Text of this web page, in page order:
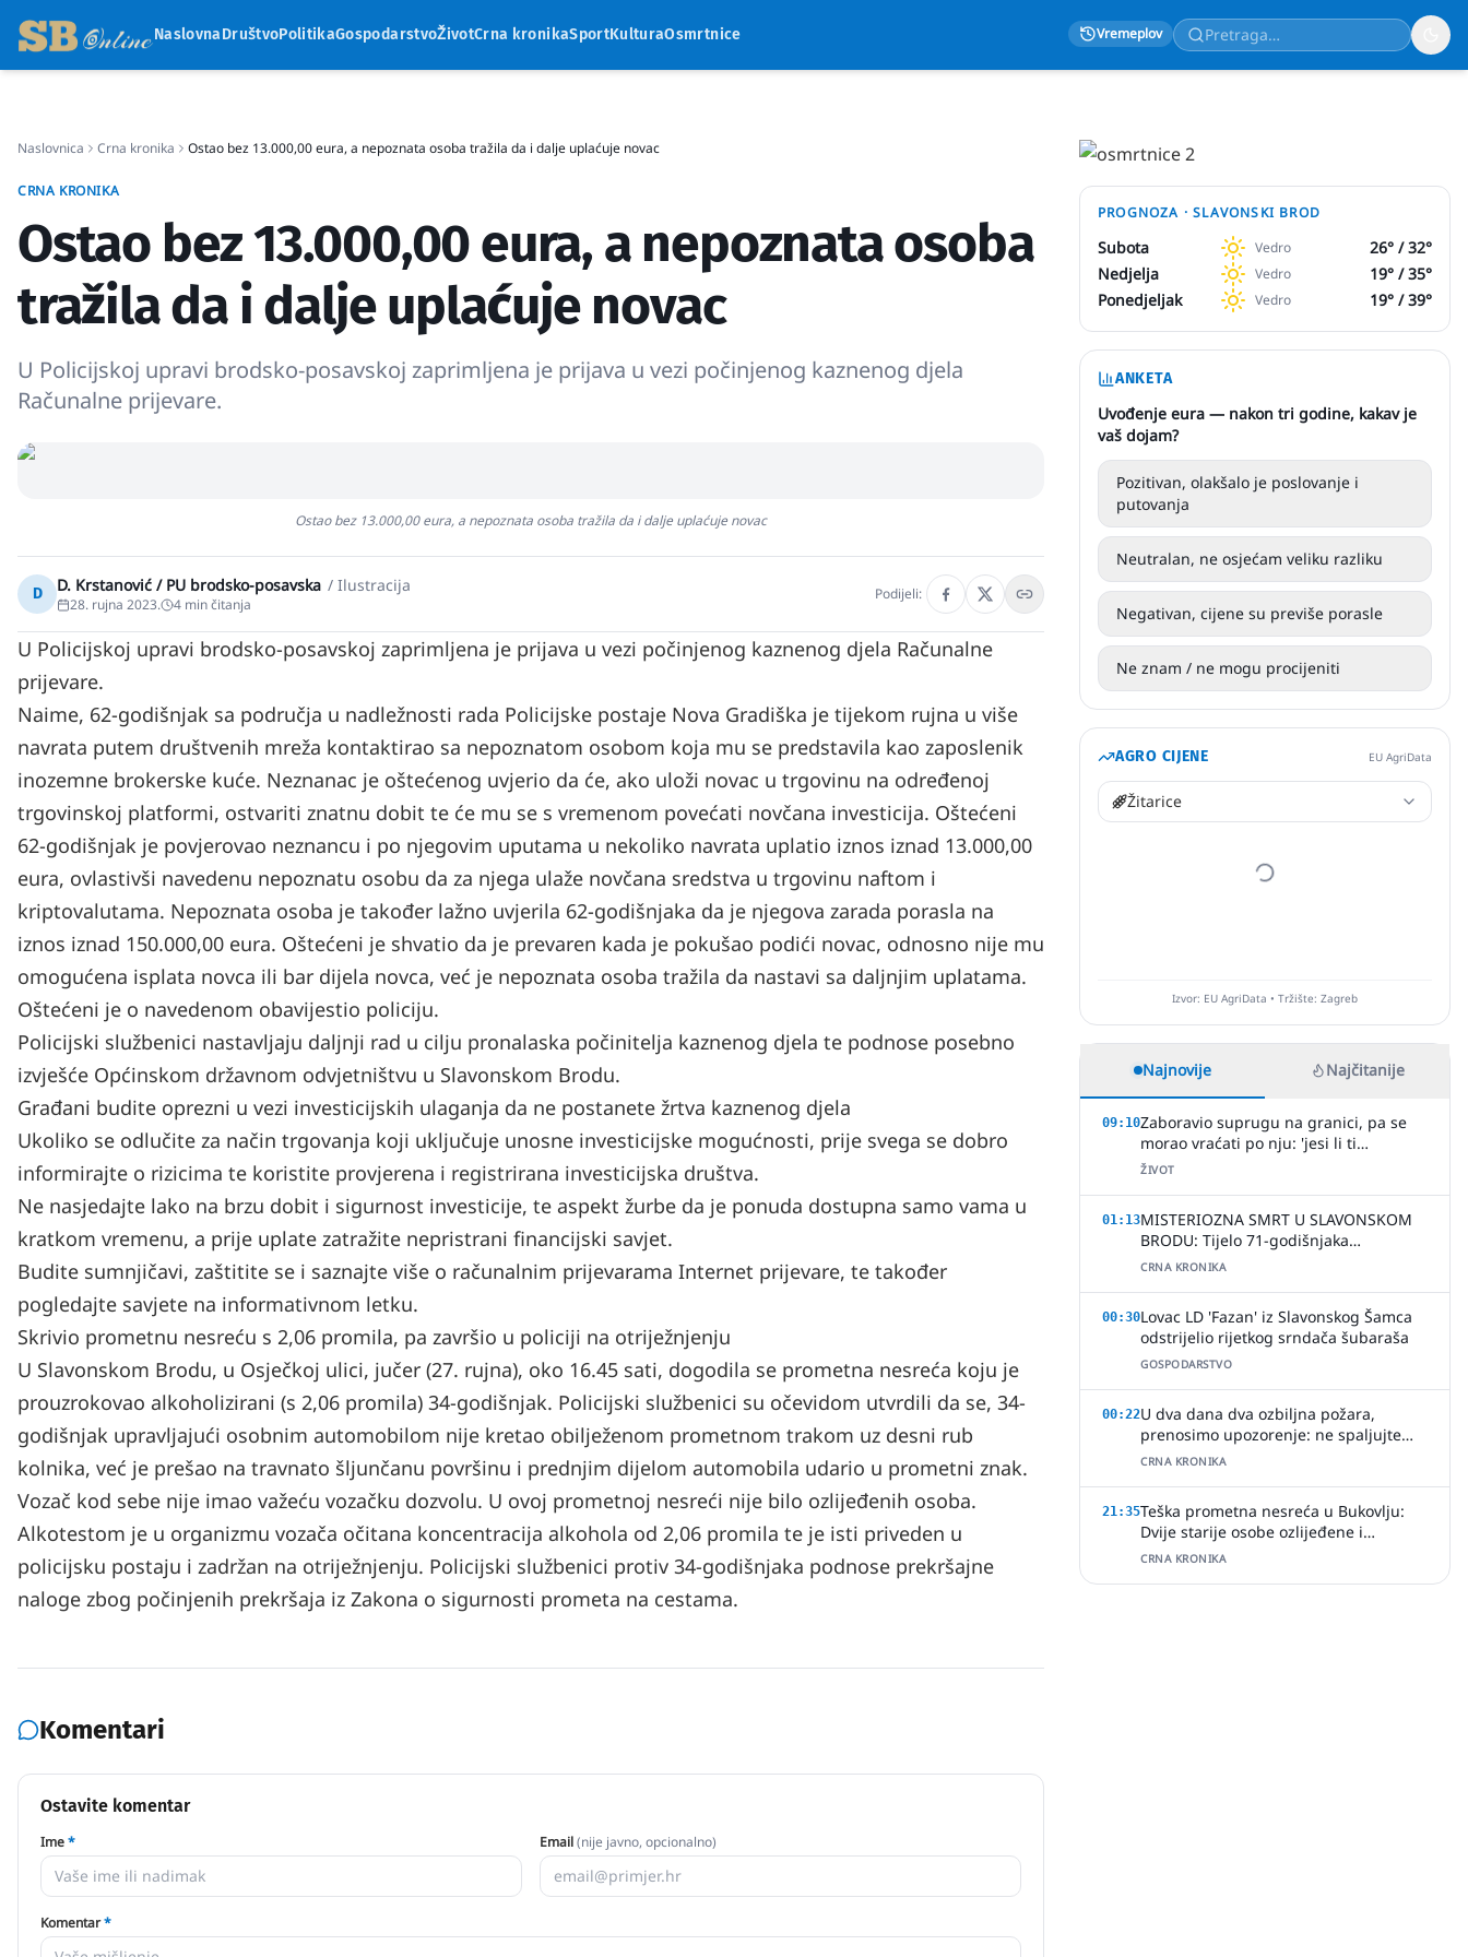
NaslovnaDruštvoPolitikaGospodarstvoŽivotCrna kronikaSportKulturaOsmrtnice Vremeplov
Naslovnica Crna kronika Ostao bez 13.000,00 eura, a nepoznata osoba tražila da i dalje uplaćuje novac
CRNA KRONIKA
Ostao bez 13.000,00 eura, a nepoznata osoba
tražila da i dalje uplaćuje novac
U Policijskoj upravi brodsko-posavskoj zaprimljena je prijava u vezi počinjenog kaznenog djela
Računalne prijevare.
Ostao bez 13.000,00 eura, a nepoznata osoba tražila da i dalje uplaćuje novac
D D. Krstanović / PU brodsko-posavska / Ilustracija
28. rujna 2023. 4 min čitanja
Podijeli:
U Policijskoj upravi brodsko-posavskoj zaprimljena je prijava u vezi počinjenog kaznenog djela Računalne
prijevare.
Naime, 62-godišnjak sa područja u nadležnosti rada Policijske postaje Nova Gradiška je tijekom rujna u više
navrata putem društvenih mreža kontaktirao sa nepoznatom osobom koja mu se predstavila kao zaposlenik
inozemne brokerske kuće. Neznanac je oštećenog uvjerio da će, ako uloži novac u trgovinu na određenoj
trgovinskoj platformi, ostvariti znatnu dobit te će mu se s vremenom povećati novčana investicija. Oštećeni
62-godišnjak je povjerovao neznancu i po njegovim uputama u nekoliko navrata uplatio iznos iznad 13.000,00
eura, ovlastivši navedenu nepoznatu osobu da za njega ulaže novčana sredstva u trgovinu naftom i
kriptovalutama. Nepoznata osoba je također lažno uvjerila 62-godišnjaka da je njegova zarada porasla na
iznos iznad 150.000,00 eura. Oštećeni je shvatio da je prevaren kada je pokušao podići novac, odnosno nije mu
omogućena isplata novca ili bar dijela novca, već je nepoznata osoba tražila da nastavi sa daljnjim uplatama.
Oštećeni je o navedenom obavijestio policiju.
Policijski službenici nastavljaju daljnji rad u cilju pronalaska počinitelja kaznenog djela te podnose posebno
izvješće Općinskom državnom odvjetništvu u Slavonskom Brodu.
Građani budite oprezni u vezi investicijskih ulaganja da ne postanete žrtva kaznenog djela
Ukoliko se odlučite za način trgovanja koji uključuje unosne investicijske mogućnosti, prije svega se dobro
informirajte o rizicima te koristite provjerena i registrirana investicijska društva.
Ne nasjedajte lako na brzu dobit i sigurnost investicije, te aspekt žurbe da je ponuda dostupna samo vama u
kratkom vremenu, a prije uplate zatražite nepristrani financijski savjet.
Budite sumnjičavi, zaštitite se i saznajte više o računalnim prijevarama Internet prijevare, te također
pogledajte savjete na informativnom letku.
Skrivio prometnu nesreću s 2,06 promila, pa završio u policiji na otriježnjenju
U Slavonskom Brodu, u Osječkoj ulici, jučer (27. rujna), oko 16.45 sati, dogodila se prometna nesreća koju je
prouzrokovao alkoholizirani (s 2,06 promila) 34-godišnjak. Policijski službenici su očevidom utvrdili da se, 34-
godišnjak upravljajući osobnim automobilom nije kretao obilježenom prometnom trakom uz desni rub
kolnika, već je prešao na travnato šljunčanu površinu i prednjim dijelom automobila udario u prometni znak.
Vozač kod sebe nije imao važeću vozačku dozvolu. U ovoj prometnoj nesreći nije bilo ozlijeđenih osoba.
Alkotestom je u organizmu vozača očitana koncentracija alkohola od 2,06 promila te je isti priveden u
policijsku postaju i zadržan na otriježnjenju. Policijski službenici protiv 34-godišnjaka podnose prekršajne
naloge zbog počinjenih prekršaja iz Zakona o sigurnosti prometa na cestama.
Komentari
Ostavite komentar
Ime* Email(nije javno, opcionalno)
Komentar*
PROGNOZA ·SLAVONSKI BROD
Subota Vedro 26° /32°
Nedjelja
Vedro 19° /35°
Ponedjeljak
Vedro 19° /39°
ANKETA
Uvođenje eura — nakon tri godine, kakav je
vaš dojam?
Pozitivan, olakšalo je poslovanje i
putovanja
Neutralan, ne osjećam veliku razliku
Negativan, cijene su previše porasle
Ne znam / ne mogu procijeniti
AGRO CIJENE EU AgriData
Žitarice
Izvor: EU AgriData • Tržište: Zagreb
Najnovije Najčitanije
09:10Zaboravio suprugu na granici, pa se
morao vraćati po nju: 'jesi li ti
normalan?'
ŽIVOT
01:13MISTERIOZNA SMRT U SLAVONSKOM
BRODU: Tijelo 71-godišnjaka
pronađeno u kući, policija uhitila
CRNA KRONIKA
00:30Lovac LD 'Fazan' iz Slavonskog Šamca
odstrijelio rijetkog srndača šubaraša
GOSPODARSTVO
00:22U dva dana dva ozbiljna požara,
prenosimo upozorenje: ne spaljujte
ništa u ovim vrućim ljetnim danima
CRNA KRONIKA
21:35Teška prometna nesreća u Bukovlju:
Dvije starije osobe ozlijeđene i
prevezene u bolnicu
CRNA KRONIKA